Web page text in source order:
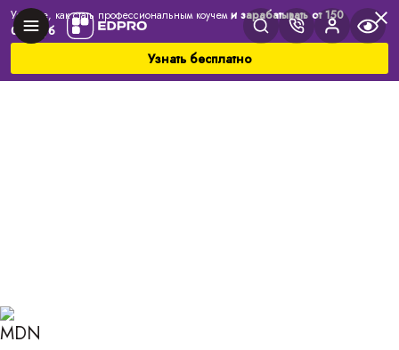
Узнайте, как стать профессиональным коучеми зарабатывать от 150
000 руб
Узнать бесплатно